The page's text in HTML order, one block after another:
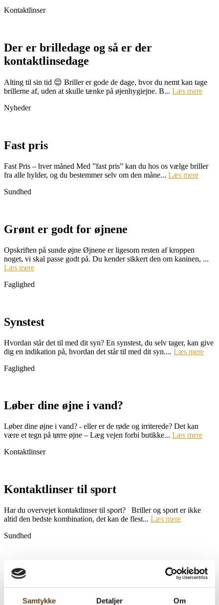
Samtykke Detaljer Om
Kontaktlinser
Der er brilledage og så er der
kontaktlinsedage
Alting til sin tid 😌 Briller er gode de dage, hvor du nemt kan tage
brillerne af, uden at skulle tænke på øjenhygiejne. B... Læs mere
Nyheder
Fast pris
Fast Pris – hver måned Med ”fast pris” kan du hos os vælge briller
fra alle hylder, og du bestemmer selv om den måne... Læs mere
Sundhed
Grønt er godt for øjnene
Opskriften på sunde øjne Øjnene er ligesom resten af kroppen
noget, vi skal passe godt på. Du kender sikkert den om kaninen, ...
Læs mere
Faglighed
Synstest
Hvordan står det til med dit syn? En synstest, du selv tager, kan give
dig en indikation på, hvordan det står til med dit syn.... Læs mere
Faglighed
Løber dine øjne i vand?
Løber dine øjne i vand? - eller er de røde og irriterede? Det kan
være et tegn på tørre øjne – Læg vejen forbi butikke... Læs mere
Kontaktlinser
Kontaktlinser til sport
Har du overvejet kontaktlinser til sport? Briller og sport er ikke
altid den bedste kombination, det kan de flest... Læs mere
Sundhed
Skærmbriller
irriterede øjne og nakkesmerter. Mange timer dagligt foran ...